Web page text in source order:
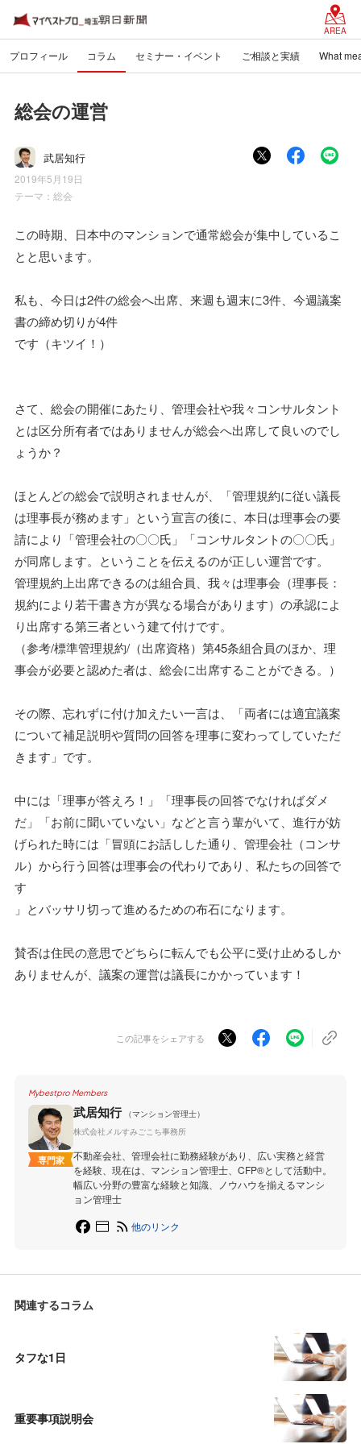
AREA
プロフィール コラム セミナー・イベント ご相談と実績 What
総会の運営
武居知行
2019年5月19日
テーマ： 総会
この時期、日本中のマンションで通常総会が集中しているこ
とと思います。
私も、今日は2件の総会へ出席、来週も週末に3件、今週議案
書の締め切りが4件
です（キツイ！）
さて、総会の開催にあたり、管理会社や我々コンサルタント
とは区分所有者ではありませんが総会へ出席して良いのでし
ょうか？
ほとんどの総会で説明されませんが、「管理規約に従い議長
は理事長が務めます」という宣言の後に、本日は理事会の要
請により「管理会社の〇〇氏」「コンサルタントの〇〇氏」
が同席します。ということを伝えるのが正しい運営です。
管理規約上出席できるのは組合員、我々は理事会（理事長：
規約により若干書き方が異なる場合があります）の承認によ
り出席する第三者という建て付けです。
（参考/標準管理規約/（出席資格）第45条組合員のほか、理
事会が必要と認めた者は、総会に出席することができる。）
その際、忘れずに付け加えたい一言は、「両者には適宜議案
について補足説明や質問の回答を理事に変わってしていただ
きます」です。
中には「理事が答えろ！」「理事長の回答でなければダメ
だ」「お前に聞いていない」などと言う輩がいて、進行が妨
げられた時には「冒頭にお話しした通り、管理会社（コンサ
ル）から行う回答は理事会の代わりであり、私たちの回答で
す
」とバッサリ切って進めるための布石になります。
賛否は住民の意思でどちらに転んでも公平に受け止めるしか
ありませんが、議案の運営は議長にかかっています！
この記事をシェアする
Mybestpro Members
専門家
武居知行
（マンション管理士）
株式会社メルすみごこち事務所
不動産会社、管理会社に勤務経験があり、広い実務と経営
を経験、現在は、マンション管理士、CFP®︎として活動中。
幅広い分野の豊富な経験と知識、ノウハウを揃えるマンシ
ョン管理士
他のリンク
関連するコラム
タフな1日
重要事項説明会